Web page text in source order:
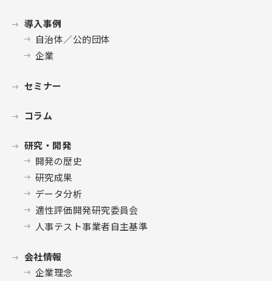
導入事例
自治体／公的団体
企業
セミナー
コラム
研究・開発
開発の歴史
研究成果
データ分析
適性評価開発研究委員会
人事テスト事業者自主基準
会社情報
企業理念